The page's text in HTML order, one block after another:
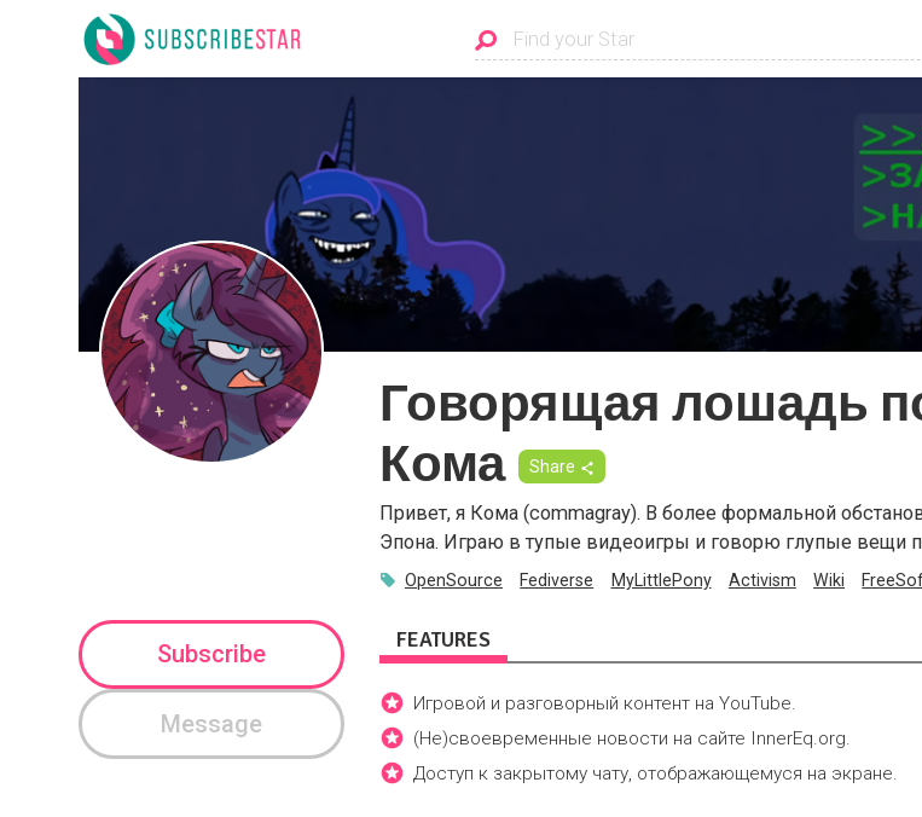
Говорящая лошадь
Кома
Share
Привет, я Кома (commagray). В более формальной
Эпона. Играю в тупые видеоигры и говорю глупые вещи
OpenSource Fediverse MyLittlePony Activism Wiki
Subscribe
Message
FEATURES
Игровой и разговорный контент на YouTube.
(Не)своевременные новости на сайте InnerEq.org.
Доступ к закрытому чату, отображающемуся на экране.